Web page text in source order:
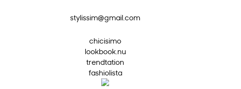
stylissim@gmail.com
chicisimo
lookbook.nu
trendtation
fashiolista